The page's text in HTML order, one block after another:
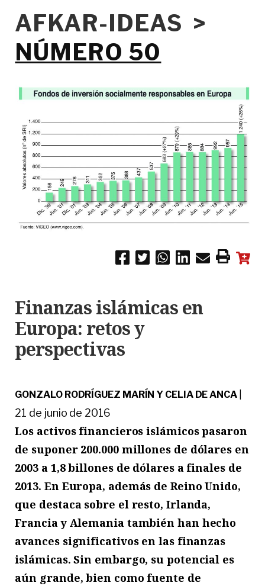
AFKAR-IDEAS >
NÚMERO 50
Finanzas islámicas en
Europa: retos y
perspectivas
GONZALO RODRÍGUEZ MARÍN Y CELIA DE ANCA|
21 de junio de 2016
Los activos financieros islámicos pasaron
de suponer 200.000 millones de dólares en
2003 a 1,8 billones de dólares a finales de
2013. En Europa, además de Reino Unido,
que destaca sobre el resto, Irlanda,
Francia y Alemania también han hecho
avances significativos en las finanzas
islámicas. Sin embargo, su potencial es
aún grande, bien como fuente de